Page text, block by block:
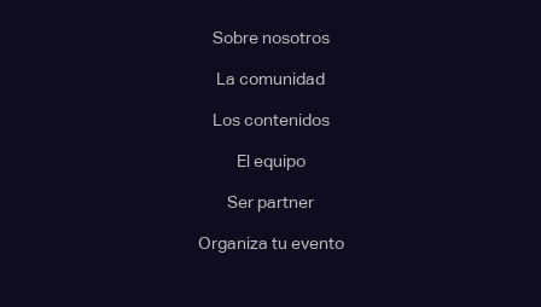
Sobre nosotros
La comunidad
Los contenidos
El equipo
Ser partner
Organiza tu evento